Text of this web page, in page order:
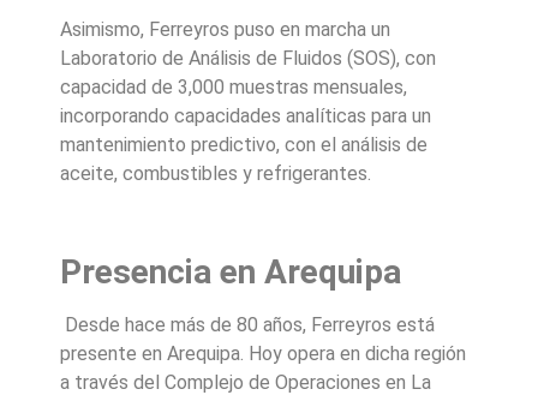
Asimismo, Ferreyros puso en marcha un
Laboratorio de Análisis de Fluidos (SOS), con
capacidad de 3,000 muestras mensuales,
incorporando capacidades analíticas para un
mantenimiento predictivo, con el análisis de
aceite, combustibles y refrigerantes.
Presencia en Arequipa
Desde hace más de 80 años, Ferreyros está
presente en Arequipa. Hoy opera en dicha región
a través del Complejo de Operaciones en La